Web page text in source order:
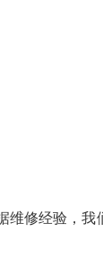
维修经验，我